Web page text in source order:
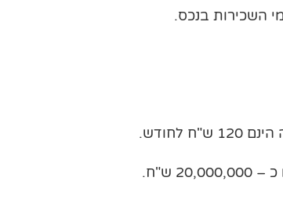
השכירות בנכס.
ש"ח.